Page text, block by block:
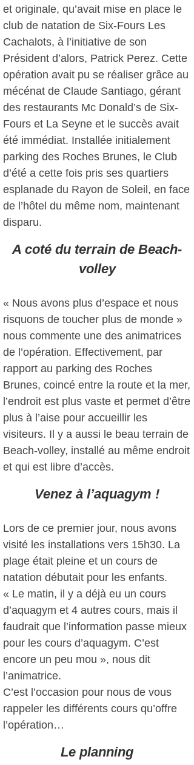
et originale, qu’avait mise en place le
club de natation de Six-Fours Les
Cachalots, à l’initiative de son
Président d’alors, Patrick Perez. Cette
opération avait pu se réaliser grâce au
mécénat de Claude Santiago, gérant
des restaurants Mc Donald’s de Six-
Fours et La Seyne et le succès avait
été immédiat. Installée initialement
parking des Roches Brunes, le Club
d’été a cette fois pris ses quartiers
esplanade du Rayon de Soleil, en face
de l’hôtel du même nom, maintenant
disparu.
A coté du terrain de Beach-
volley
« Nous avons plus d’espace et nous
risquons de toucher plus de monde »
nous commente une des animatrices
de l’opération. Effectivement, par
rapport au parking des Roches
Brunes, coincé entre la route et la mer,
l’endroit est plus vaste et permet d’être
plus à l’aise pour accueillir les
visiteurs. Il y a aussi le beau terrain de
Beach-volley, installé au même endroit
et qui est libre d’accès.
Venez à l’aquagym !
Lors de ce premier jour, nous avons
visité les installations vers 15h30. La
plage était pleine et un cours de
natation débutait pour les enfants.
« Le matin, il y a déjà eu un cours
d’aquagym et 4 autres cours, mais il
faudrait que l’information passe mieux
pour les cours d’aquagym. C’est
encore un peu mou », nous dit
l’animatrice.
C’est l’occasion pour nous de vous
rappeler les différents cours qu’offre
l’opération…
Le planning